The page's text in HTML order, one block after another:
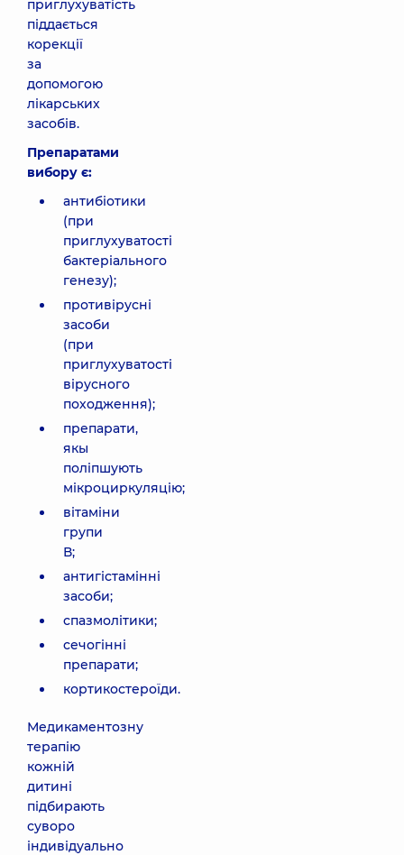
приглухуватість
піддається
корекції
за
допомогою
лікарських
засобів.
Препаратами
вибору є:
антибіотики
(при
приглухуватості
бактеріального
генезу);
противірусні
засоби
(при
приглухуватості
вірусного
походження);
препарати,
якы
поліпшують
мікроциркуляцію;
вітаміни
групи
В;
антигістамінні
засоби;
спазмолітики;
сечогінні
препарати;
кортикостероїди.
Медикаментозну
терапію
кожній
дитині
підбирають
суворо
індивідуально